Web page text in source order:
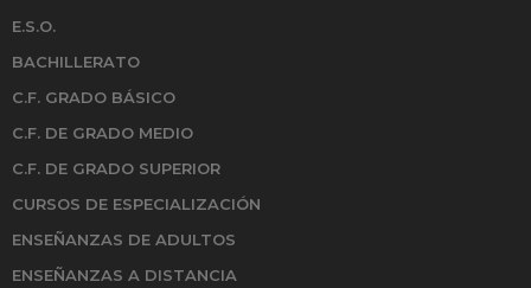
E.S.O.
BACHILLERATO
C.F. GRADO BÁSICO
C.F. DE GRADO MEDIO
C.F. DE GRADO SUPERIOR
CURSOS DE ESPECIALIZACIÓN
ENSEÑANZAS DE ADULTOS
ENSEÑANZAS A DISTANCIA